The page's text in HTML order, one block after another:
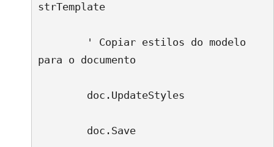
strTemplate
para o documento
        doc.UpdateStyles
        doc.Save